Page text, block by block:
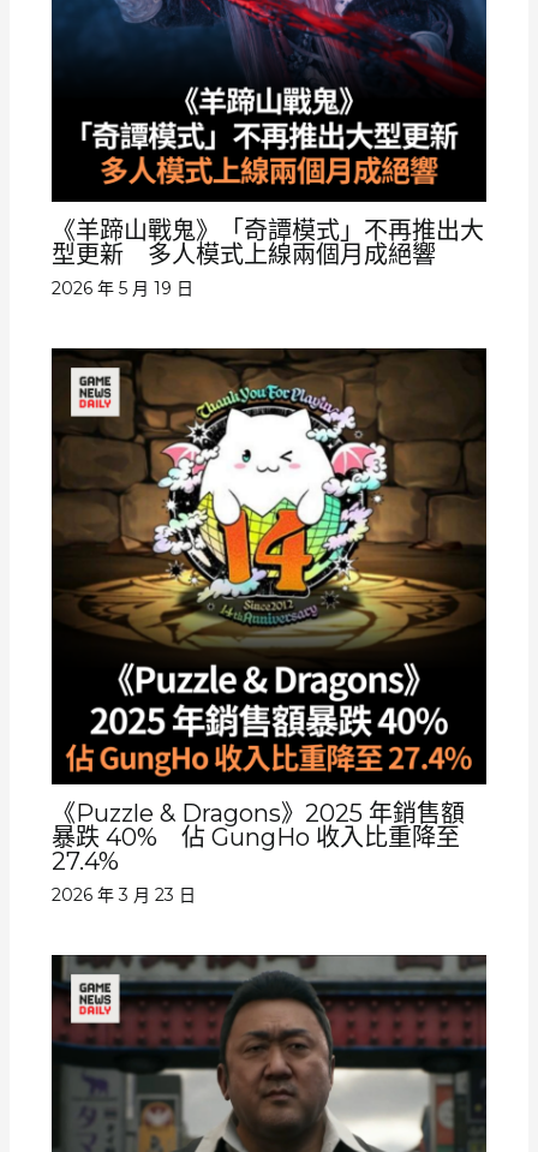
《羊蹄山戰鬼》「奇譚模式」不再推出大
型更新 多人模式上線兩個月成絕響
2026 年 5 月 19 日
《Puzzle & Dragons》2025 年銷售額
暴跌 40% 佔 GungHo 收入比重降至
27.4%
2026 年 3 月 23 日